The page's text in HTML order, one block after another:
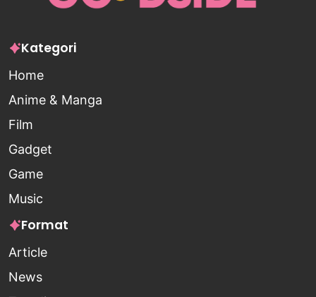
Kategori
Home
Anime & Manga
Film
Gadget
Game
Music
Format
Article
News